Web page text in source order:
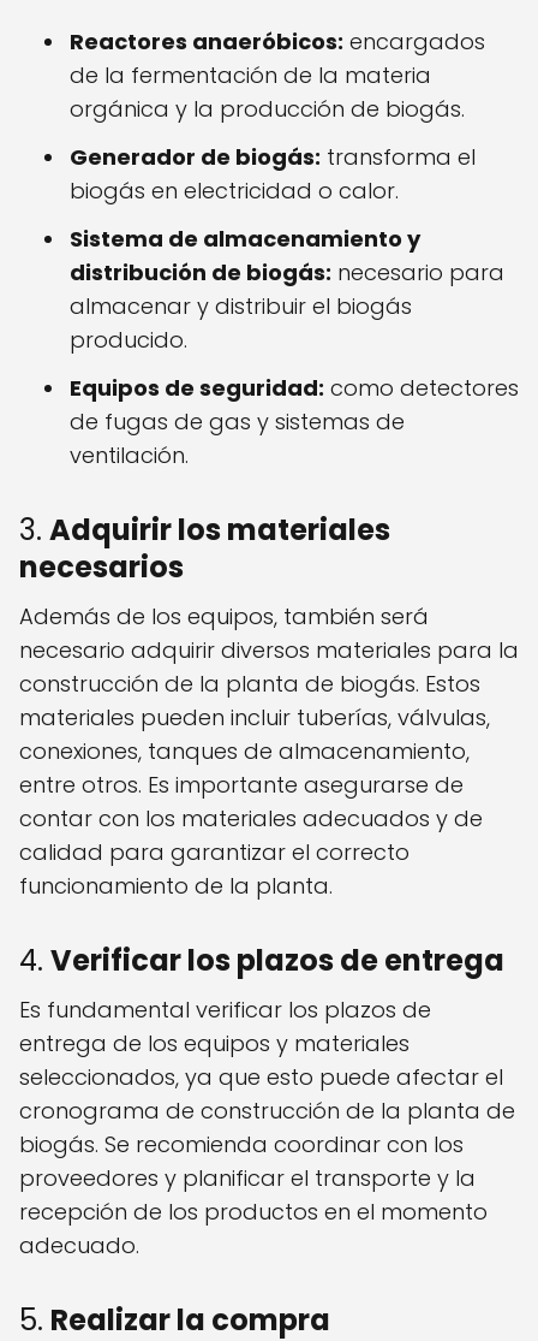
Reactores anaeróbicos: encargados
de la fermentación de la materia
orgánica y la producción de biogás.
Generador de biogás: transforma el
biogás en electricidad o calor.
Sistema de almacenamiento y
distribución de biogás: necesario para
almacenar y distribuir el biogás
producido.
Equipos de seguridad: como detectores
de fugas de gas y sistemas de
ventilación.
3. Adquirir los materiales
necesarios
Además de los equipos, también será
necesario adquirir diversos materiales para la
construcción de la planta de biogás. Estos
materiales pueden incluir tuberías, válvulas,
conexiones, tanques de almacenamiento,
entre otros. Es importante asegurarse de
contar con los materiales adecuados y de
calidad para garantizar el correcto
funcionamiento de la planta.
4. Verificar los plazos de entrega
Es fundamental verificar los plazos de
entrega de los equipos y materiales
seleccionados, ya que esto puede afectar el
cronograma de construcción de la planta de
biogás. Se recomienda coordinar con los
proveedores y planificar el transporte y la
recepción de los productos en el momento
adecuado.
5. Realizar la compra